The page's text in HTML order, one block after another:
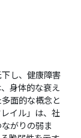
し、健康障害
身体的な衰え
面的な概念と
イル」は、社
がりの弱ま